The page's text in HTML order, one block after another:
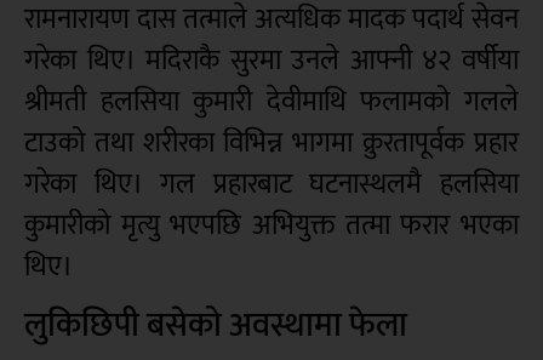
रामनारायण दास तत्माले अत्यधिक मादक पदार्थ सेवन
गरेका थिए। मदिराकै सुरमा उनले आफ्नी ४२ वर्षीया
श्रीमती हलसिया कुमारी देवीमाथि फलामको गलले
टाउको तथा शरीरका विभिन्न भागमा क्रुरतापूर्वक प्रहार
गरेका थिए। गल प्रहारबाट घटनास्थलमै हलसिया
कुमारीको मृत्यु भएपछि अभियुक्त तत्मा फरार भएका
थिए।
लुकिछिपी बसेको अवस्थामा फेला